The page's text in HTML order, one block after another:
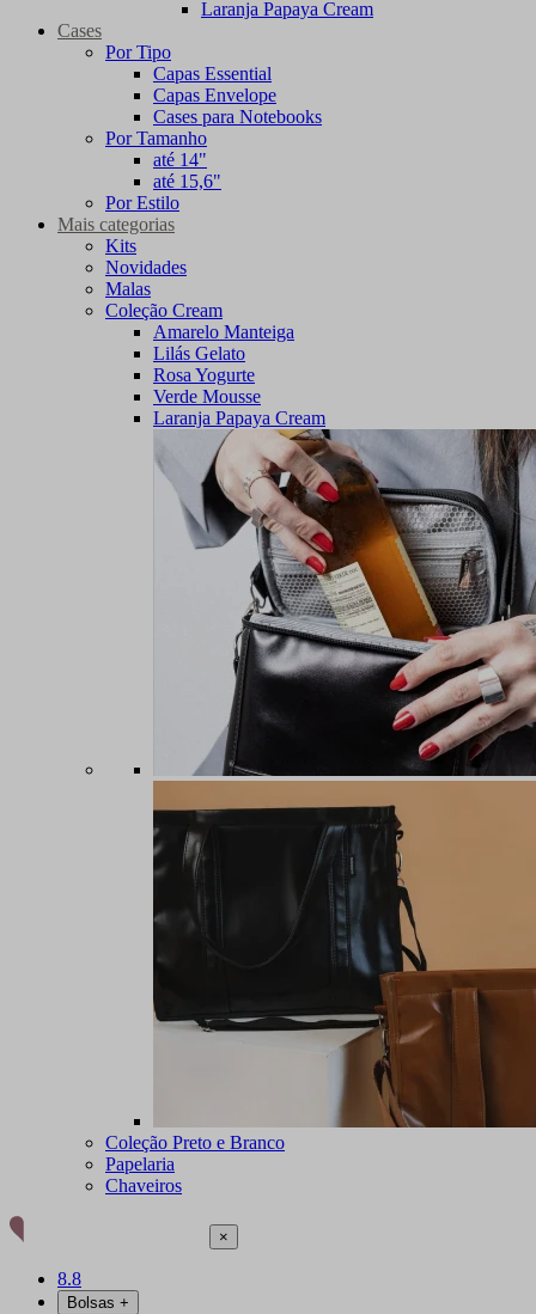
Laranja Papaya Cream
Cases
Por Tipo
Capas Essential
Capas Envelope
Cases para Notebooks
Por Tamanho
até 14"
até 15,6"
Por Estilo
Mais categorias
Kits
Novidades
Malas
Coleção Cream
Amarelo Manteiga
Lilás Gelato
Rosa Yogurte
Verde Mousse
Laranja Papaya Cream
Coleção Preto e Branco
Papelaria
Chaveiros
×
8.8
Bolsas +